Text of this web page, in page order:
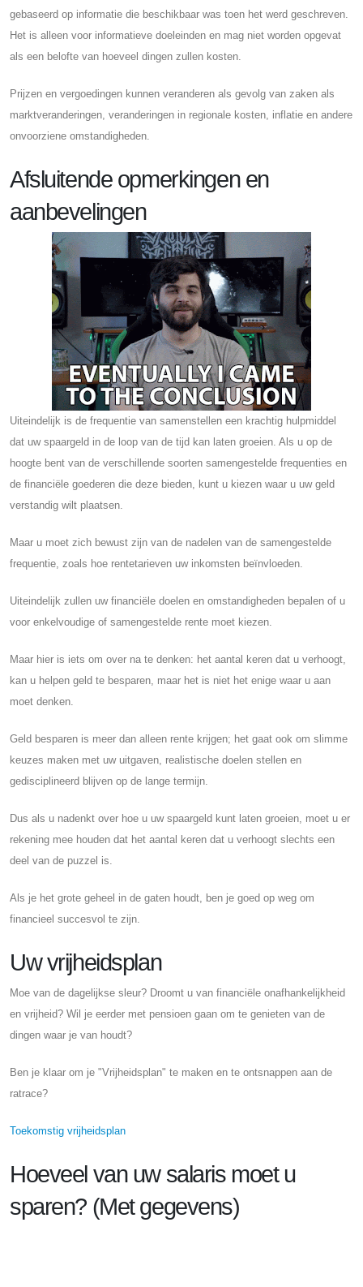
gebaseerd op informatie die beschikbaar was toen het werd geschreven.
Het is alleen voor informatieve doeleinden en mag niet worden opgevat
als een belofte van hoeveel dingen zullen kosten.
Prijzen en vergoedingen kunnen veranderen als gevolg van zaken als
marktveranderingen, veranderingen in regionale kosten, inflatie en andere
onvoorziene omstandigheden.
Afsluitende opmerkingen en
aanbevelingen
Uiteindelijk is de frequentie van samenstellen een krachtig hulpmiddel
dat uw spaargeld in de loop van de tijd kan laten groeien. Als u op de
hoogte bent van de verschillende soorten samengestelde frequenties en
de financiële goederen die deze bieden, kunt u kiezen waar u uw geld
verstandig wilt plaatsen.
Maar u moet zich bewust zijn van de nadelen van de samengestelde
frequentie, zoals hoe rentetarieven uw inkomsten beïnvloeden.
Uiteindelijk zullen uw financiële doelen en omstandigheden bepalen of u
voor enkelvoudige of samengestelde rente moet kiezen.
Maar hier is iets om over na te denken: het aantal keren dat u verhoogt,
kan u helpen geld te besparen, maar het is niet het enige waar u aan
moet denken.
Geld besparen is meer dan alleen rente krijgen; het gaat ook om slimme
keuzes maken met uw uitgaven, realistische doelen stellen en
gedisciplineerd blijven op de lange termijn.
Dus als u nadenkt over hoe u uw spaargeld kunt laten groeien, moet u er
rekening mee houden dat het aantal keren dat u verhoogt slechts een
deel van de puzzel is.
Als je het grote geheel in de gaten houdt, ben je goed op weg om
financieel succesvol te zijn.
Uw vrijheidsplan
Moe van de dagelijkse sleur? Droomt u van financiële onafhankelijkheid
en vrijheid? Wil je eerder met pensioen gaan om te genieten van de
dingen waar je van houdt?
Ben je klaar om je "Vrijheidsplan" te maken en te ontsnappen aan de
ratrace?
Toekomstig vrijheidsplan
Hoeveel van uw salaris moet u
sparen? (Met gegevens)